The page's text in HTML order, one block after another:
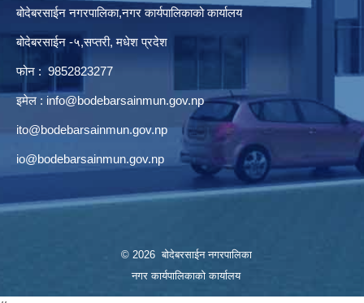
बोदेबरसाईन नगरपालिका,नगर कार्यपालिकाको कार्यालय
बोदेबरसाईन -५,सप्तरी, मधेश प्रदेश
फोन : 9852823277
इमेल : info@bodebarsainmun.gov.np
ito@bodebarsainmun.gov.np
io@bodebarsainmun.gov.np
© 2026 बोदेबरसाईन नगरपालिका
नगर कार्यपालिकाको कार्यालय